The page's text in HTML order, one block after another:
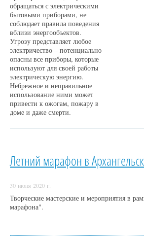
обращаться с электрическими
бытовыми приборами, не
соблюдает правила поведения
вблизи энергообъектов.
Угрозу представляет любое
электричество – потенциально
опасны все приборы, которые
используют для своей работы
электрическую энергию.
Небрежное и неправильное
использование ними может
привести к ожогам, пожару в
доме и даже смерти.
Летний марафон в
30 июня 2020 г.
Творческие мастерские и мероприятия в
марафона".